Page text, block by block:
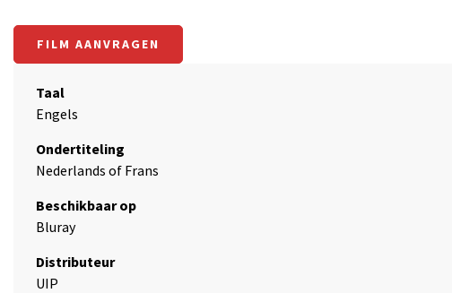
FILM AANVRAGEN
Taal
Engels
Ondertiteling
Nederlands of Frans
Beschikbaar op
Bluray
Distributeur
UIP